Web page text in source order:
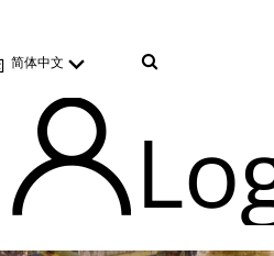
简体中文